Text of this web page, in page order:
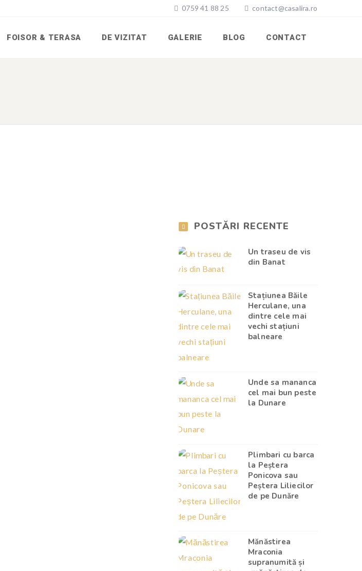
0759 41 88 25 contact@casalira.ro
FOISOR & TERASA DE VIZITAT GALERIE BLOG CONTACT
POSTĂRI RECENTE
Un traseu de vis
din Banat
Stațiunea Băile
Herculane, una
dintre cele mai
vechi stațiuni
balneare
Unde sa mananca
cel mai bun peste
la Dunare
Plimbari cu barca
la Peștera
Ponicova sau
Peștera Liliecilor
de pe Dunăre
Mănăstirea
Mraconia
supranumită și